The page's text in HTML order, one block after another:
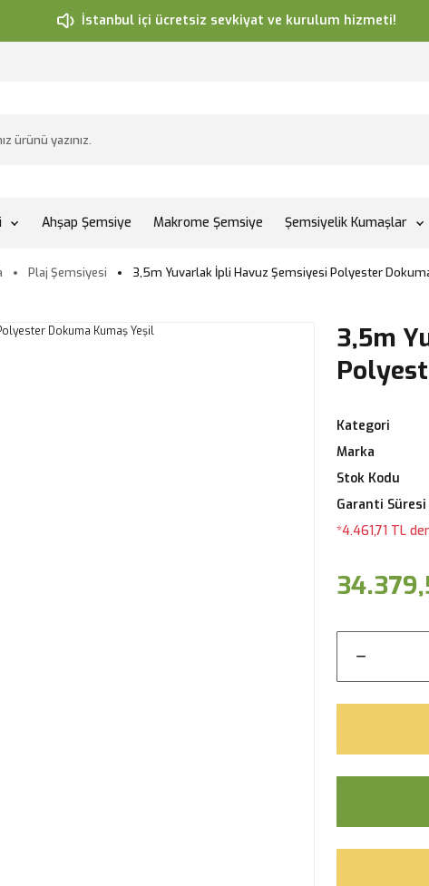
İstanbul içi ücretsiz sevkiyat ve kurulum hizmeti!
Ahşap Şemsiye Makrome Şemsiye Şemsiyelik Kumaşlar
Plaj Şemsiyesi 3,5m Yuvarlak İpli Havuz Şemsiyesi Polyester
3,5m
Kategori
Marka
Stok Kodu
Garanti Süresi
*4.461,71 TL